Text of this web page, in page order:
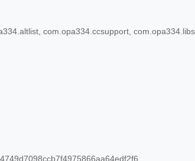
com.opa334.ccsupport,